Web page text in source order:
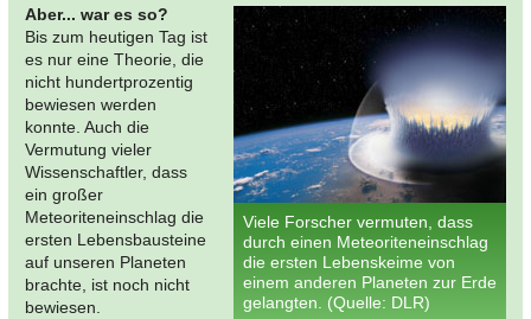
Viele Forscher vermuten, dass
durch einen Meteoriteneinschlag
die ersten Lebenskeime von
einem anderen Planeten zur Erde
gelangten. (Quelle: DLR)
Aber... war es so?
Bis zum heutigen Tag ist
es nur eine Theorie, die
nicht hundertprozentig
bewiesen werden
konnte. Auch die
Vermutung vieler
Wissenschaftler, dass
ein großer
Meteoriteneinschlag die
ersten Lebensbausteine
auf unseren Planeten
brachte, ist noch nicht
bewiesen.